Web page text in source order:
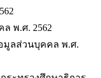
พ.ศ. 2562
ลส่วนบุคคล พ.ศ.